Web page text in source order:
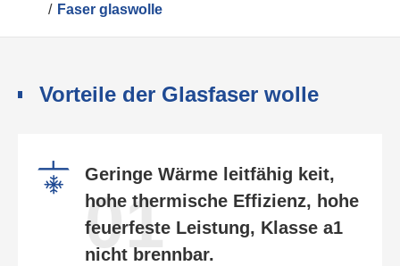
Faser glaswolle
Vorteile der Glasfaser wolle
Geringe Wärme leitfähig keit,
hohe thermische Effizienz, hohe
feuerfeste Leistung, Klasse a1
nicht brennbar.
01